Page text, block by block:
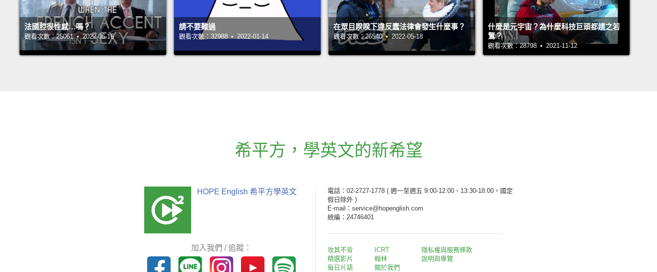
法國腔很性感…嗎？
觀看次數：25061 • 2022-06-16
請不要難過
觀看次數：32988 • 2022-01-14
在眾目睽睽下違反蠢法律會發生什麼事？
觀看次數：26540 • 2022-05-18
什麼是元宇宙？為什麼科技巨頭都趨之若
鶩？
觀看次數：28798 • 2021-11-12
希平方 ， 學英文的新希望
HOPE English 希平方學英文
加入我們 / 追蹤：
電話：02-2727-1778 ( 週一至週五 9:00-12:00、13:30-18:00，國定
假日除外 )
E-mail：service@hopenglish.com
統編：24746401
攻其不背
精選影片
每日片語
ICRT
翰林
關於我們
隱私權與服務條款
說明與導覽